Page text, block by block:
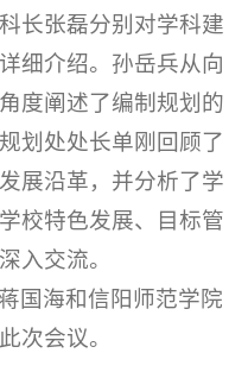
长张磊分别对学科建
细介绍。孙岳兵从向
度阐述了编制规划的
划处处长单刚回顾了
展沿革，并分析了学
校特色发展、目标管
入交流。
国海和信阳师范学院
次会议。